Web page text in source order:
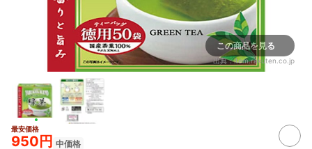
この商品を見る
出典：item.rakuten.co.jp
最安価格
950円 中価格